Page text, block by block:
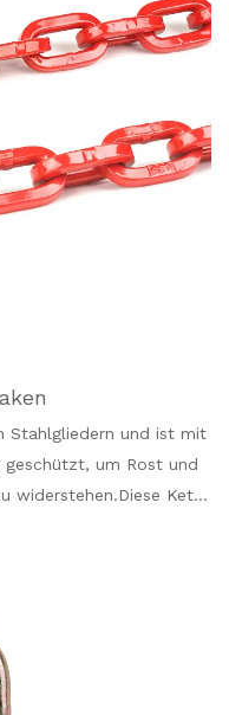
Stahlgliedern und ist mit
geschützt, um Rost und
widerstehen.Diese Kette
5/16-Zoll-Haken lässt